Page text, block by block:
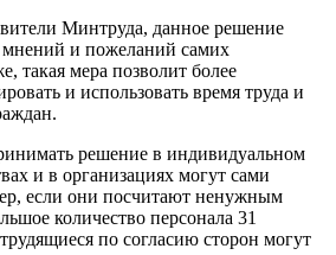
Минтруда, данное решение
мнений и пожеланий самих
такая мера позволит более
и использовать время труда и
решение в индивидуальном
и в организациях могут сами
если они посчитают ненужным
количество персонала 31
по согласию сторон могут